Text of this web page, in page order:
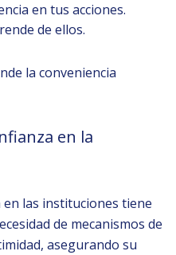
en tus acciones.
de ellos.
la conveniencia
en la
en las instituciones tiene
de mecanismos de
asegurando su